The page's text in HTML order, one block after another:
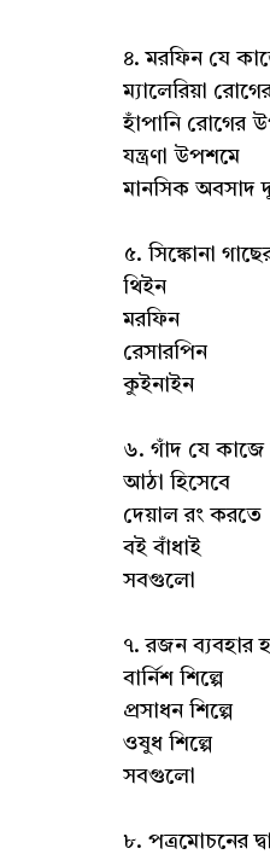
৪. মরফিন যে
ম্যালেরিয়া
হাঁপানি রোগের
যন্ত্রণা উপশমে
মানসিক অবসাদ
৫. সিঙ্কোনা
থিইন
মরফিন
রেসারপিন
কুইনাইন
৬. গাঁদ যে
আঠা হিসেবে
দেয়াল রং করতে
বই বাঁধাই
সবগুলো
৭. রজন ব্যবহার
বার্নিশ শিল্পে
প্রসাধন শিল্পে
ওষুধ শিল্পে
সবগুলো
৮. পত্রমোচনের